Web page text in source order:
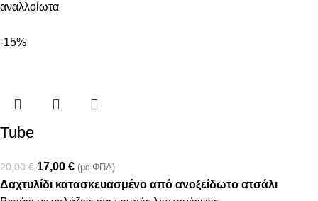
αναλλοίωτα
-15%
Tube
20,00€ 17,00 € (με ΦΠΑ)
Δαχτυλίδι κατασκευασμένο από ανοξείδωτο ατσάλι